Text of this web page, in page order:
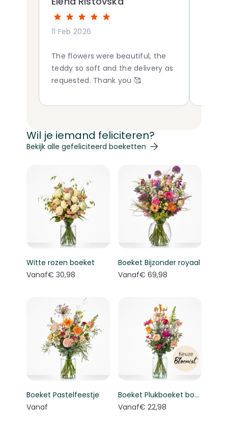
11 Feb 2026
The flowers were beautiful, the
teddy so soft and the delivery as
requested. Thank you 🥰
Wil je iemand feliciteren?
Navigeren door de elementen van de carrousel is
Druk om carrousel over te slaan
Bekijk alle gefeliciteerd boeketten
Witte rozen boeket
Vanaf€ 30,98
Boeket Bijzonder royaal
Vanaf€ 69,98
Boeket Pastelfeestje
Vanaf
Boeket Plukboeket bont - Keuze bloemist
Vanaf€ 22,98